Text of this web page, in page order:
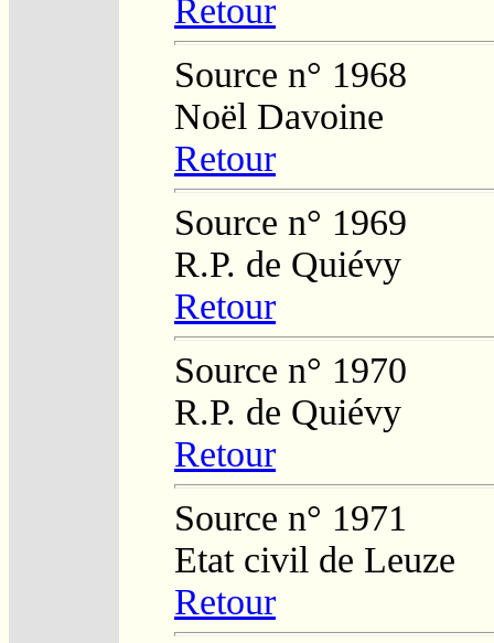
Retour
Source n° 1968
Noël Davoine
Retour
Source n° 1969
R.P. de Quiévy
Retour
Source n° 1970
R.P. de Quiévy
Retour
Source n° 1971
Etat civil de Leuze
Retour